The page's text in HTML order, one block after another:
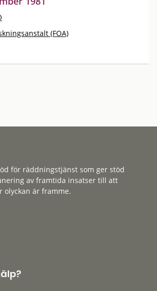
(FOA)
för räddningstjänst som ger stöd
av framtida insatser till att
är framme.